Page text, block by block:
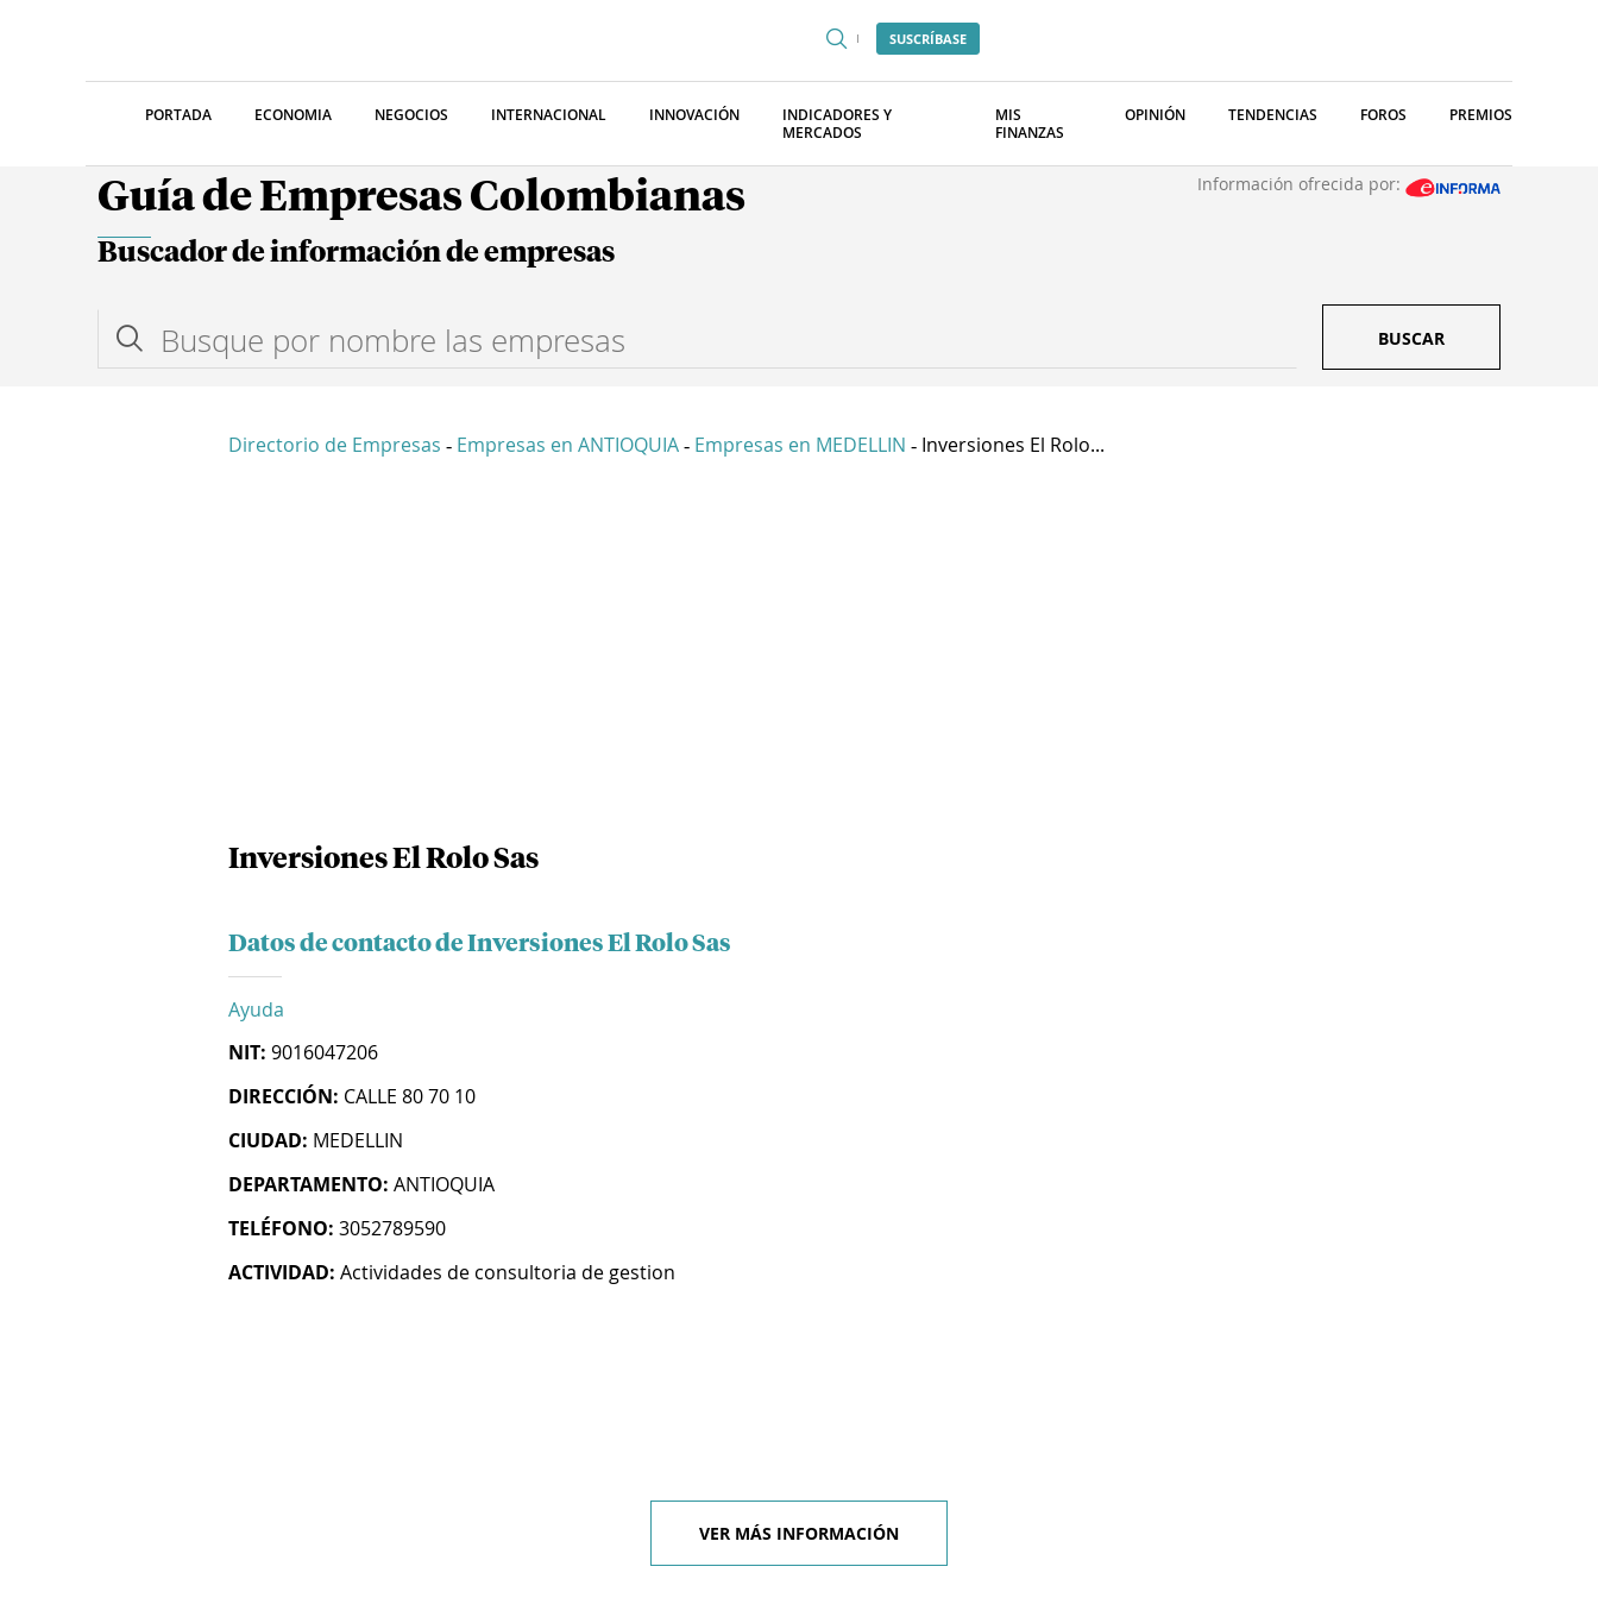
SUSCRÍBASE
PORTADA ECONOMIA NEGOCIOS INTERNACIONAL INNOVACIÓN
INDICADORES Y
MERCADOS
MIS
FINANZAS
OPINIÓN TENDENCIAS FOROS PREMIOS
Guía de Empresas Colombianas Información ofrecida por:
Buscador de información de empresas
BUSCAR
Directorio de Empresas - Empresas en ANTIOQUIA - Empresas en MEDELLIN - Inversiones El Rolo...
Inversiones El Rolo Sas
Datos de contacto de Inversiones El Rolo Sas
Ayuda
NIT: 9016047206
DIRECCIÓN: CALLE 80 70 10
CIUDAD: MEDELLIN
DEPARTAMENTO: ANTIOQUIA
TELÉFONO: 3052789590
ACTIVIDAD: Actividades de consultoria de gestion
VER MÁS INFORMACIÓN